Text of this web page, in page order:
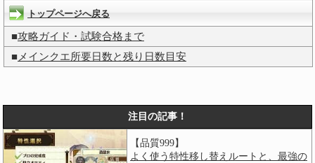
トップページへ戻る
■攻略ガイド・試験合格まで
■ メインクエ所要日数と残り日数目安
注目の記事！
【品質999】
よく使う特性移し替えルートと、最強の